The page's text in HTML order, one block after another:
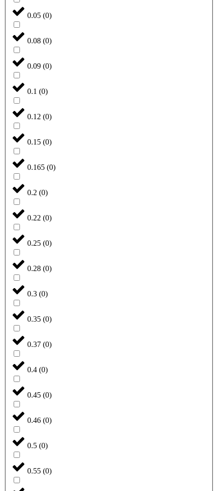
0.05 (0)
0.08 (0)
0.09 (0)
0.1 (0)
0.12 (0)
0.15 (0)
0.165 (0)
0.2 (0)
0.22 (0)
0.25 (0)
0.28 (0)
0.3 (0)
0.35 (0)
0.37 (0)
0.4 (0)
0.45 (0)
0.46 (0)
0.5 (0)
0.55 (0)